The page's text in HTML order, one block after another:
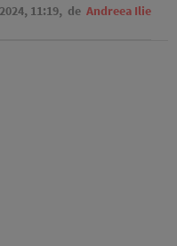
11:19, de Andreea Ilie